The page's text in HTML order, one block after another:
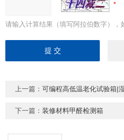
请输入计算结果（填写阿拉伯数字），
上一篇：可编程高低温老化试验箱|
下一篇：装修材料甲醛检测箱